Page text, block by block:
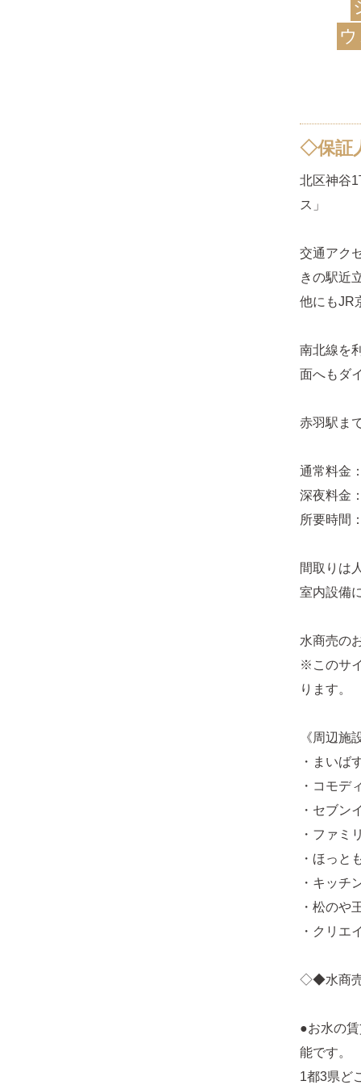
◇保証
北区神谷
ス」
交通アク
きの駅近
他にもJR
南北線を
面へもダ
赤羽駅ま
通常料金
深夜料金
所要時間
間取りは
室内設備
水商売の
※このサ
ります。
《周辺施
・まいば
・コモデ
・セブン
・ファミ
・ほっと
・キッチ
・松のや
・クリエ
◇◆水商
●お水の
能です。
1都3県ど